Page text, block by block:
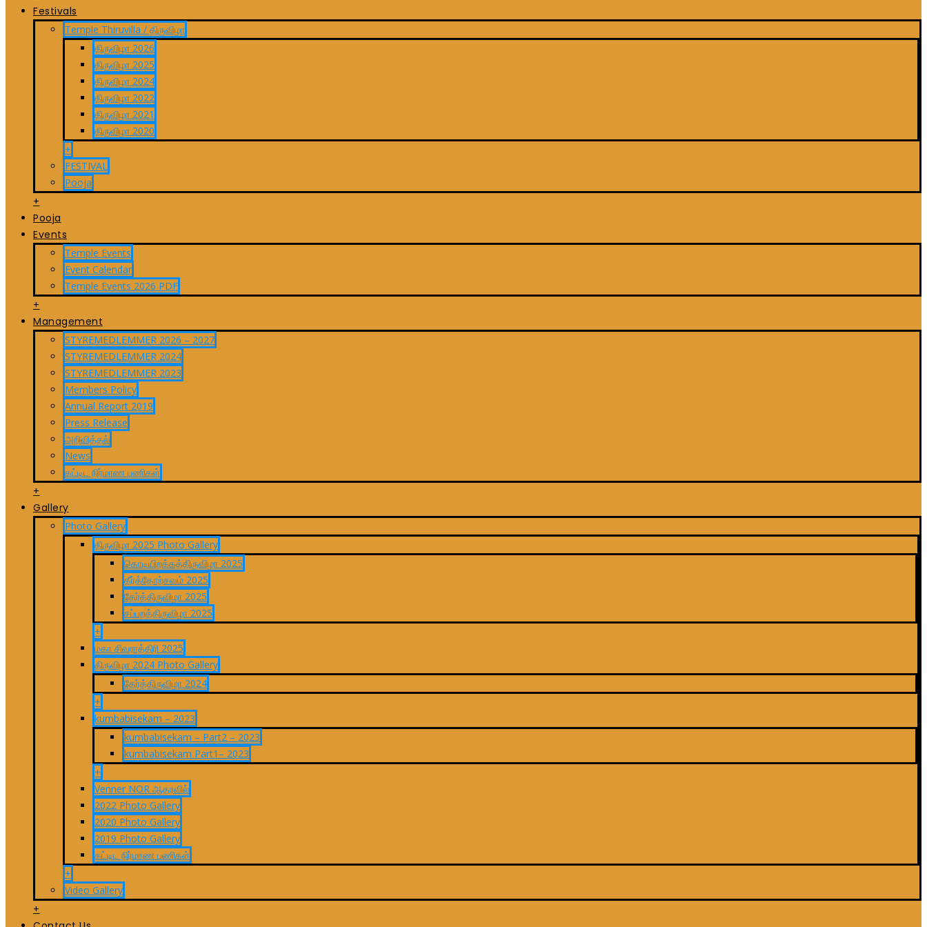
Festivals
Temple Thiruvilla / திருவிழா
திருவிழா 2026
திருவிழா 2025
திருவிழா 2024
திருவிழா 2022
திருவிழா 2021
திருவிழா 2020
+
FESTIVAL
Pooja
+
Pooja
Events
Temple Events
Event Calendar
Temple Events 2026 PDF
+
Management
STYREMEDLEMMER 2026 – 2027
STYREMEDLEMMER 2024
STYREMEDLEMMER 2023
Members Policy
Annual Report 2019
Press Release
அறிவித்தல்
News
கட்டிட நிர்மாண பணிகள்
+
Gallery
Photo Gallery
திருவிழா 2025 Photo Gallery
கொடியிறக்கத்திருவிழா 2025
தீர்த்தோற்சவம் 2025
தேர்த்திருவிழா 2025
சப்பறத்திருவிழா 2025
+
மகா சிவராத்திரி 2025
திருவிழா 2024 Photo Gallery
தேர்த்திருவிழா 2024
+
kumbabisekam – 2023
kumbabisekam – Part2 – 2023
kumbabisekam Part1– 2023
+
Venner NOR ஆதரவில்
2022 Photo Gallery
2020 Photo Gallery
2019 Photo Gallery
கட்டிட நிர்மாண பணிகள்
+
Video Gallery
+